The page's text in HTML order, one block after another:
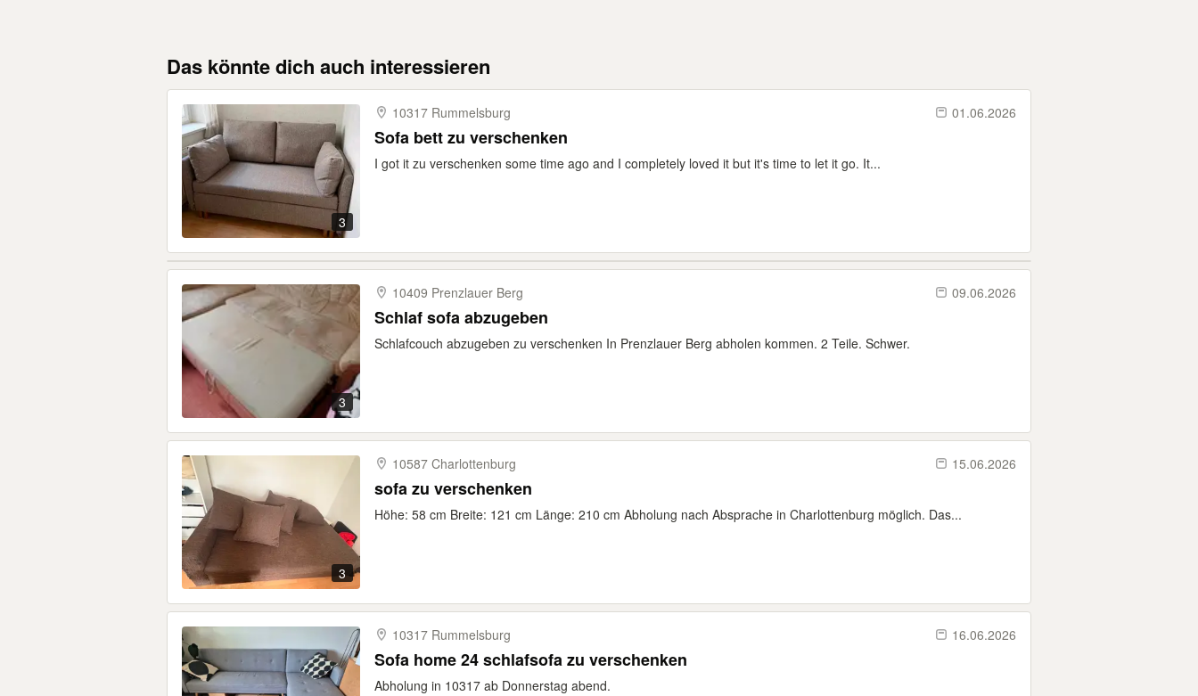
Das könnte dich auch interessieren
3
10317 Rummelsburg 01.06.2026
Sofa bett zu verschenken
I got it zu verschenken some time ago and I completely loved it but it's time to let it go. It...
3
10409 Prenzlauer Berg 09.06.2026
Schlaf sofa abzugeben
Schlafcouch abzugeben zu verschenken In Prenzlauer Berg abholen kommen. 2 Teile. Schwer.
3
10587 Charlottenburg 15.06.2026
sofa zu verschenken
Höhe: 58 cm Breite: 121 cm Länge: 210 cm Abholung nach Absprache in Charlottenburg möglich. Das...
10317 Rummelsburg 16.06.2026
Sofa home 24 schlafsofa zu verschenken
Abholung in 10317 ab Donnerstag abend.